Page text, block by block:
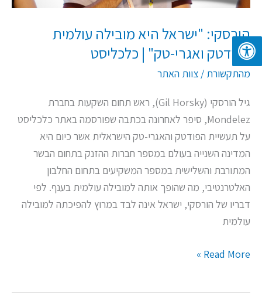
הורסקי: "ישראל היא מובילה עולמית
בפודטק ואגרי-טק" | כלכליסט
מהתקשורת / צוות האתר
גיל הורסקי (Gil Horsky), ראש תחום השקעות בחברת
Mondelez, סיפר לאחרונה בכתבה שפורסמה באתר כלכליסט
על תעשיית הפודטק והאגרי-טק הישראלית אשר כיום היא
המדינה השנייה בעולם במספר חברות ההזנק בתחום הבשר
המתורבת והשלישית במספר המשקיעים בתחום החלבון
האלטרנטיבי, מה שהופך אותה למובילה עולמית בענף. לפי
דבריו של הורסקי, ישראל אינה לבד במרוץ להפיכתה למובילה
עולמית
Read More »